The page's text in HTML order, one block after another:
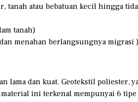
tanah atau bebatuan kecil hingga
tanah)
menahan berlangsungnya migrasi
lama dan kuat. Geotekstil poliester,
ini terkenal mempunyai 6